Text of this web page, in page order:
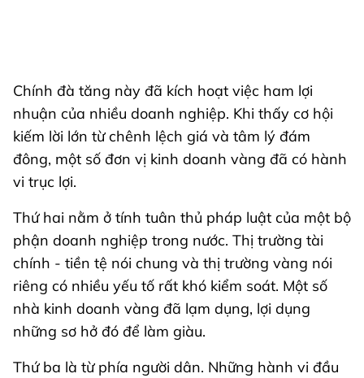
Chính đà tăng này đã kích hoạt việc ham lợi
nhuận của nhiều doanh nghiệp. Khi thấy cơ hội
kiếm lời lớn từ chênh lệch giá và tâm lý đám
đông, một số đơn vị kinh doanh vàng đã có hành
vi trục lợi.
Thứ hai nằm ở tính tuân thủ pháp luật của một bộ
phận doanh nghiệp trong nước. Thị trường tài
chính - tiền tệ nói chung và thị trường vàng nói
riêng có nhiều yếu tố rất khó kiểm soát. Một số
nhà kinh doanh vàng đã lạm dụng, lợi dụng
những sơ hở đó để làm giàu.
Thứ ba là từ phía người dân. Những hành vi đầu